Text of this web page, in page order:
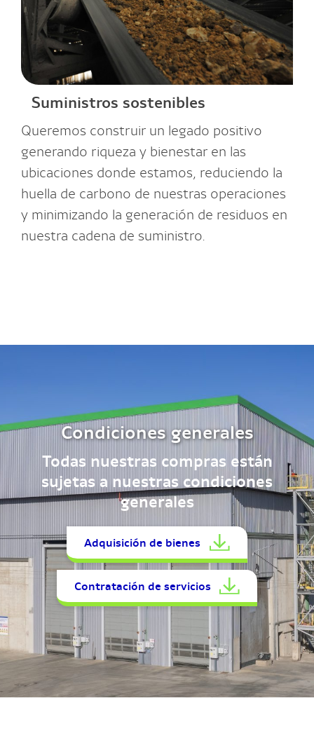
Suministros sostenibles
Queremos construir un legado positivo
generando riqueza y bienestar en las
ubicaciones donde estamos, reduciendo la
huella de carbono de nuestras operaciones
y minimizando la generación de residuos en
nuestra cadena de suministro.
Condiciones generales
Todas nuestras compras están
sujetas a nuestras condiciones
generales
Adquisición de bienes
Contratación de servicios